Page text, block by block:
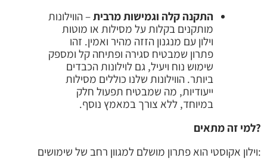
התקנה קלה וגמישות מרבית– הווילונות
מותקנים בקלות על מסילות או מוטות
וילון עם מנגנון הזזה מהיר ואמין. זהו
פתרון שמבטיח סגירה ופתיחה קל ומספק
שימוש נוח ויעיל, גם לוילונות הכבדים
ביותר. הווילונות שלנו כוללים מסילות
ייעודיות, מה שמבטיח תפעול חלק
במיוחד, ללא צורך במאמץ נוסף.
?למי זה מתאים
:וילון אקוסטי הוא פתרון מושלם למגוון רחב של שימושים